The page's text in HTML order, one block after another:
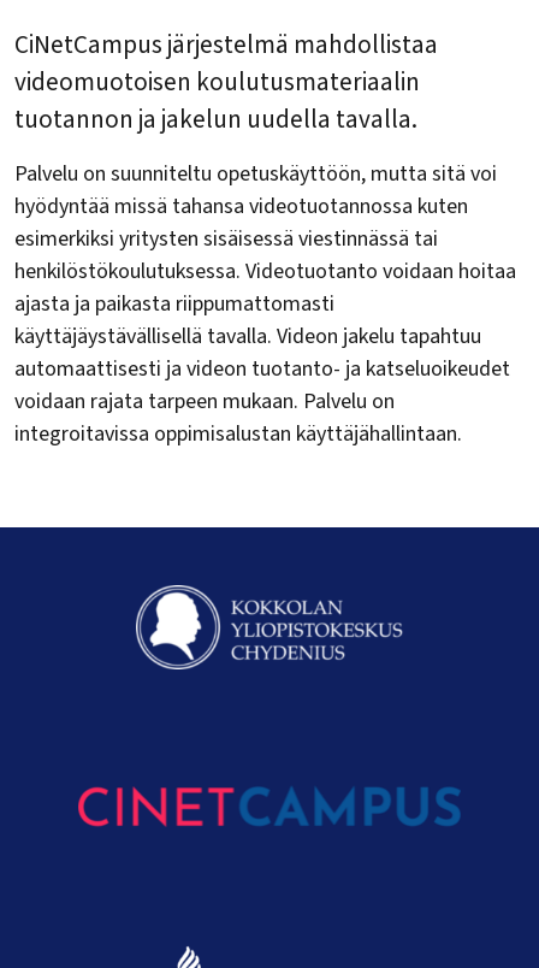
CiNetCampus järjestelmä mahdollistaa
videomuotoisen koulutusmateriaalin
tuotannon ja jakelun uudella tavalla.
Palvelu on suunniteltu opetuskäyttöön, mutta sitä voi
hyödyntää missä tahansa videotuotannossa kuten
esimerkiksi yritysten sisäisessä viestinnässä tai
henkilöstökoulutuksessa. Videotuotanto voidaan hoitaa
ajasta ja paikasta riippumattomasti
käyttäjäystävällisellä tavalla. Videon jakelu tapahtuu
automaattisesti ja videon tuotanto- ja katseluoikeudet
voidaan rajata tarpeen mukaan. Palvelu on
integroitavissa oppimisalustan käyttäjähallintaan.